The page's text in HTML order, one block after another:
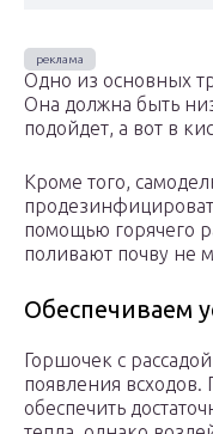
Одно из основных
Она должна быть
подойдет, а вот в
Кроме того,
помощью горячего
поливают почву не
Обеспечиваем
Горшочек с
появления всходов.
обеспечить